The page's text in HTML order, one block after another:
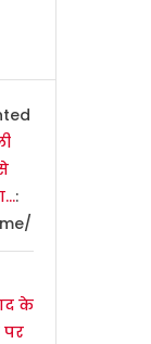
:
के
पर